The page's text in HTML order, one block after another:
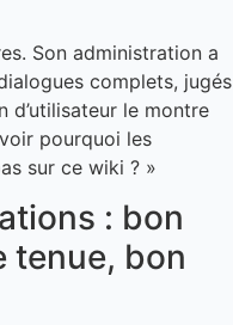
Son administration a
complets, jugés
d’utilisateur le montre
pourquoi les
sur ce wiki ? »
: bon
tenue, bon